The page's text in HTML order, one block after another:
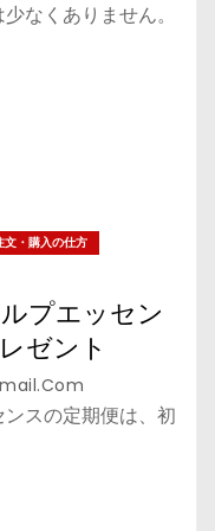
なくありません。
文・購入の仕方
プエッセン
ゼント
スの定期便は、初